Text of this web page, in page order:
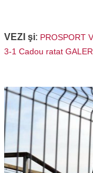
VEZI şi: PROSPORT
3-1 Cadou ratat